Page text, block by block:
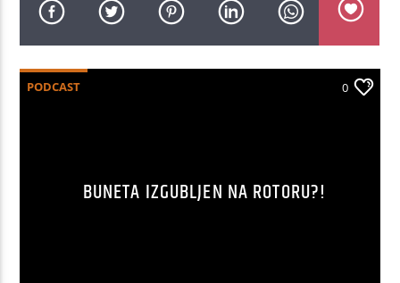
PODCAST 0
BUNETA IZGUBLJEN NA ROTORU?!